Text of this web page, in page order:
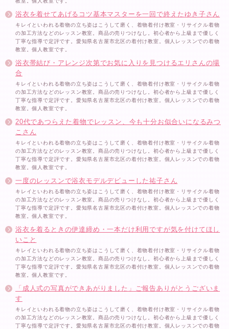
浴衣を着せてあげるコツ基本マスターを一回で終えたゆき子さん
キレイといわれる着物の立ち姿はこうして磨く、着物着付け教室・リサイクル着物
の加工方法などのレッスン教室。商品の売りつけなし。初心者から上級まで優しく
丁寧な指導で定評です。愛知県名古屋市北区の着付け教室。個人レッスンでの着物
教室。個人教室です。
浴衣帯結び・アレンジ次第でお気に入りを見つけるエリさんの場
合
キレイといわれる着物の立ち姿はこうして磨く、着物着付け教室・リサイクル着物
の加工方法などのレッスン教室。商品の売りつけなし。初心者から上級まで優しく
丁寧な指導で定評です。愛知県名古屋市北区の着付け教室。個人レッスンでの着物
教室。個人教室です。
20代であつらえた着物でレッスン、今も十分お似合いになるみつ
こさん
キレイといわれる着物の立ち姿はこうして磨く、着物着付け教室・リサイクル着物
の加工方法などのレッスン教室。商品の売りつけなし。初心者から上級まで優しく
丁寧な指導で定評です。愛知県名古屋市北区の着付け教室。個人レッスンでの着物
教室。個人教室です。
一度のレッスンで浴衣モデルデビューした祐子さん
キレイといわれる着物の立ち姿はこうして磨く、着物着付け教室・リサイクル着物
の加工方法などのレッスン教室。商品の売りつけなし。初心者から上級まで優しく
丁寧な指導で定評です。愛知県名古屋市北区の着付け教室。個人レッスンでの着物
教室。個人教室です。
浴衣を着るときの伊達締め・一本だけ利用ですが気を付けてほし
いこと
キレイといわれる着物の立ち姿はこうして磨く、着物着付け教室・リサイクル着物
の加工方法などのレッスン教室。商品の売りつけなし。初心者から上級まで優しく
丁寧な指導で定評です。愛知県名古屋市北区の着付け教室。個人レッスンでの着物
教室。個人教室です。
「成人式の写真ができあがりました」ご報告ありがとうございま
す
キレイといわれる着物の立ち姿はこうして磨く、着物着付け教室・リサイクル着物
の加工方法などのレッスン教室。商品の売りつけなし。初心者から上級まで優しく
丁寧な指導で定評です。愛知県名古屋市北区の着付け教室。個人レッスンでの着物